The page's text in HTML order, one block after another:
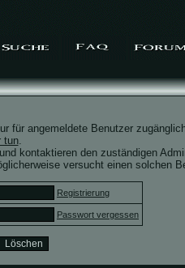
für angemeldete Benutzer
tun.
kontaktieren den zuständigen
versucht einen solchen
Registrierung
Passwort vergessen